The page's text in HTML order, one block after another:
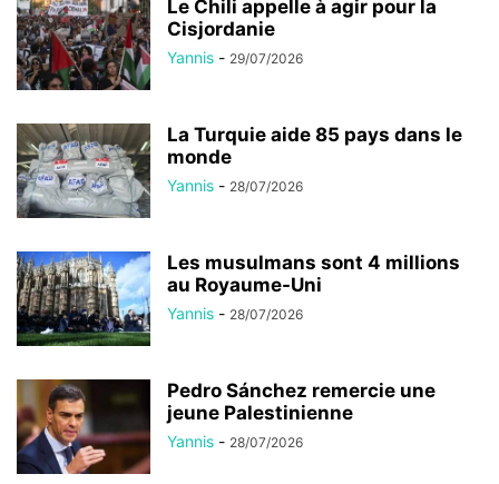
Le Chili appelle à agir pour la
Cisjordanie
Yannis - 29/07/2026
La Turquie aide 85 pays dans le
monde
Yannis - 28/07/2026
Les musulmans sont 4 millions
au Royaume-Uni
Yannis - 28/07/2026
Pedro Sánchez remercie une
jeune Palestinienne
Yannis - 28/07/2026